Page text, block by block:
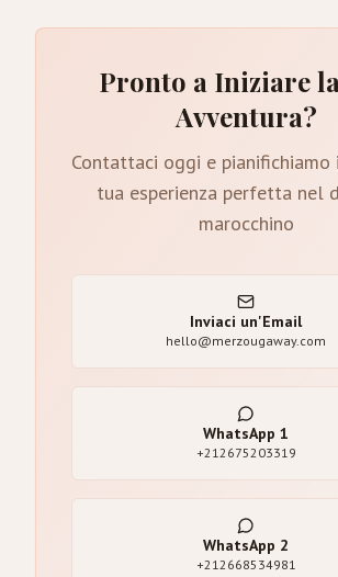
Pronto a Iniziare
Avventura?
Contattaci oggi e pianifichiamo
tua esperienza perfetta nel
marocchino
Inviaci un'Email
hello@merzougaway.com
WhatsApp 1
+212675203319
WhatsApp 2
+212668534981